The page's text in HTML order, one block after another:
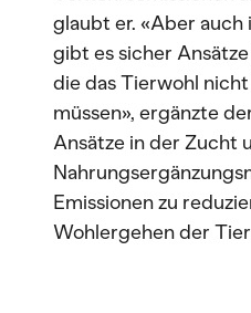
glaubt er. «Aber
gibt es sicher
die das Tierwohl
müssen», ergänzte
Ansätze in der Zucht
Emissionen zu
Wohlergehen der